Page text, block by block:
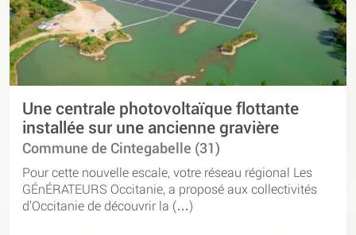
Une centrale photovoltaïque flottante
installée sur une ancienne gravière
Commune de Cintegabelle (31)
Pour cette nouvelle escale, votre réseau régional Les
GÉnÉRATEURS Occitanie, a proposé aux collectivités
d’Occitanie de découvrir la (…)